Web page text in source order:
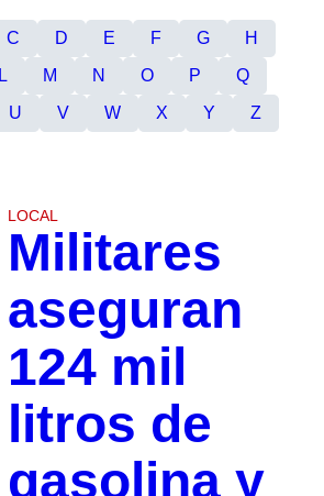
C D E F G
H
L M N O P
Q
U V W X Y Z
LOCAL
Militares
aseguran
124 mil
litros de
gasolina y